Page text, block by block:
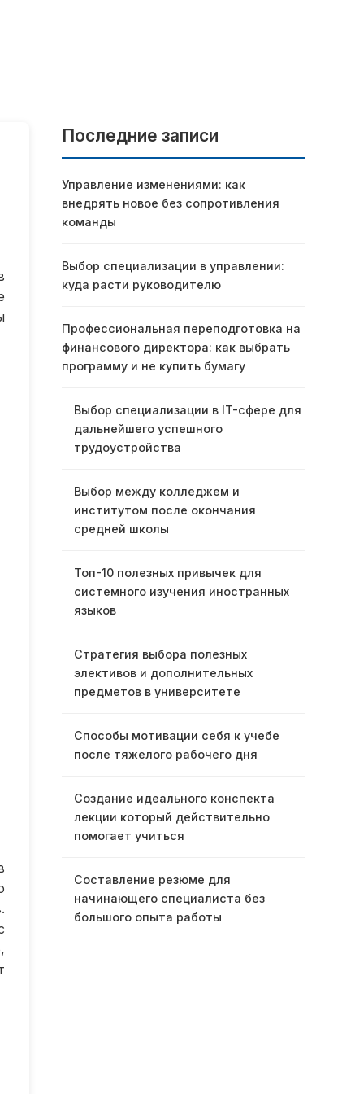
Последние записи
Управление изменениями: как
внедрять новое без сопротивления
команды
Выбор специализации в управлении:
куда расти руководителю
Профессиональная переподготовка на
финансового директора: как выбрать
программу и не купить бумагу
Выбор специализации в IT-сфере для
дальнейшего успешного
трудоустройства
Выбор между колледжем и
институтом после окончания
средней школы
Топ-10 полезных привычек для
системного изучения иностранных
языков
Стратегия выбора полезных
элективов и дополнительных
предметов в университете
Способы мотивации себя к учебе
после тяжелого рабочего дня
Создание идеального конспекта
лекции который действительно
помогает учиться
Составление резюме для
начинающего специалиста без
большого опыта работы